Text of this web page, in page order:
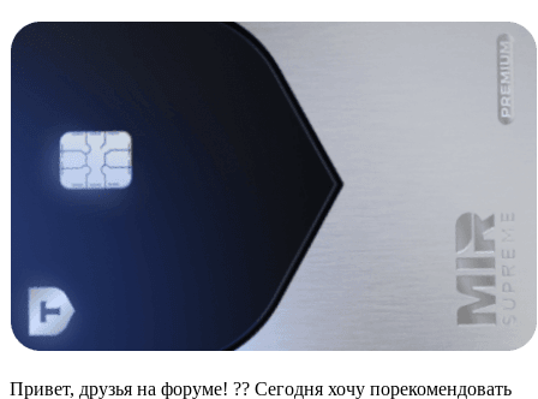
Привет, друзья на форуме! ?? Сегодня хочу порекомендовать